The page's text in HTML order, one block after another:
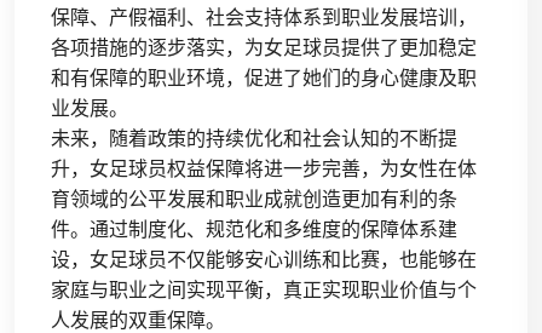
保障、产假福利、社会支持体系到职业发展培训，
各项措施的逐步落实，为女足球员提供了更加稳定
和有保障的职业环境，促进了她们的身心健康及职
业发展。
未来，随着政策的持续优化和社会认知的不断提
升，女足球员权益保障将进一步完善，为女性在体
育领域的公平发展和职业成就创造更加有利的条
件。通过制度化、规范化和多维度的保障体系建
设，女足球员不仅能够安心训练和比赛，也能够在
家庭与职业之间实现平衡，真正实现职业价值与个
人发展的双重保障。